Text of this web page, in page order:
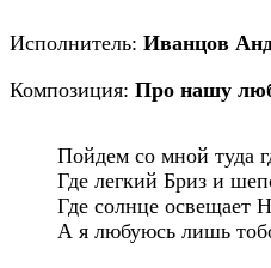
Исполнитель: Иванцов
Композиция: Про нашу
Пойдем со мной туда
Где легкий Бриз и
Где солнце освещает
А я любуюсь лишь